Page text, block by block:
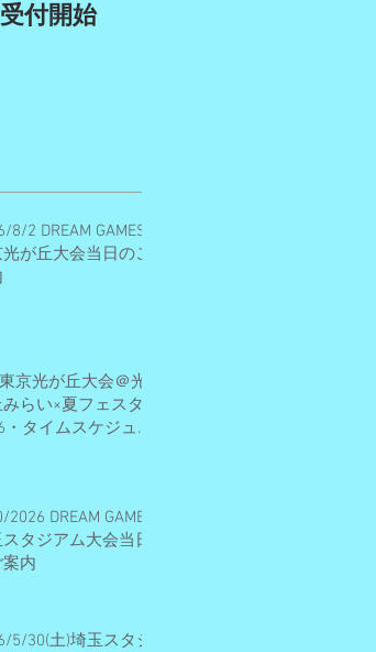
付開始
8/2 DREAM GAMES
が丘大会当日のご
京光が丘大会＠光
らい×夏フェスタ
・タイムスケジュー
DREAM GAMES
タジアム大会当日
内
5/30(土)埼玉スタジ